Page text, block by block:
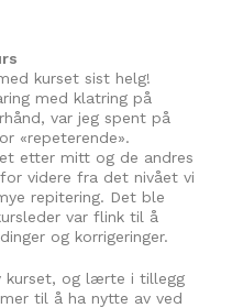
kurset sist helg!
med klatring på
var jeg spent på
«repeterende».
etter mitt og de andres
videre fra det nivået vi
repitering. Det ble
var flink til å
og korrigeringer.
kurset, og lærte i tillegg
til å ha nytte av ved